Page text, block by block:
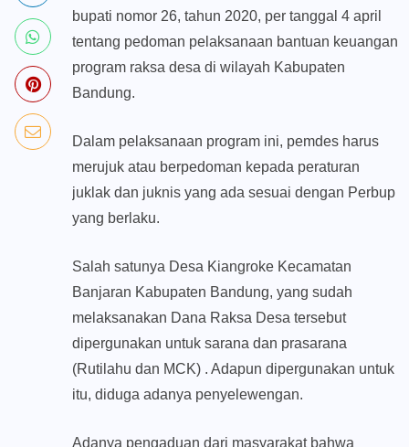
bupati nomor 26, tahun 2020, per tanggal 4 april
tentang pedoman pelaksanaan bantuan keuangan
program raksa desa di wilayah Kabupaten
Bandung.
Dalam pelaksanaan program ini, pemdes harus
merujuk atau berpedoman kepada peraturan
juklak dan juknis yang ada sesuai dengan Perbup
yang berlaku.
Salah satunya Desa Kiangroke Kecamatan
Banjaran Kabupaten Bandung, yang sudah
melaksanakan Dana Raksa Desa tersebut
dipergunakan untuk sarana dan prasarana
(Rutilahu dan MCK) . Adapun dipergunakan untuk
itu, diduga adanya penyelewengan.
Adanya pengaduan dari masyarakat bahwa